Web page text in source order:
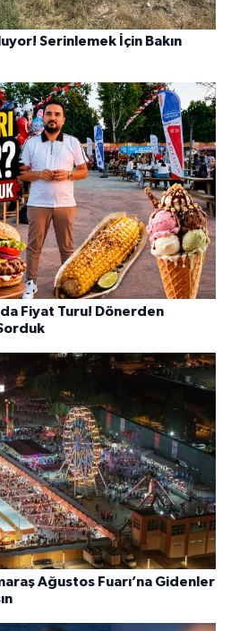
Serinlemek İçin Bakın
Fiyat Turu! Dönerden
Ağustos Fuarı’na Gidenler